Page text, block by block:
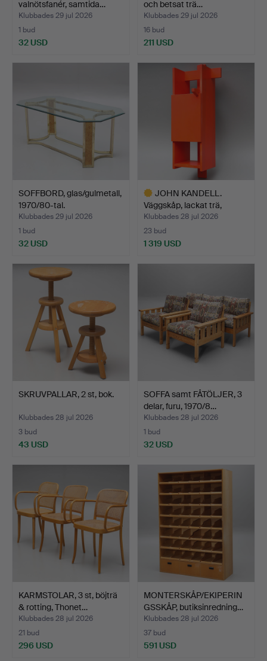
valnötsfanér, samtida…
Klubbades 29 jul 2026
1 bud
32 USD
och betsat trä…
Klubbades 29 jul 2026
16 bud
211 USD
SOFFBORD, glas/gulmetall,
1970/80-tal.
Klubbades 29 jul 2026
1 bud
32 USD
JOHN KANDELL.
Väggskåp, lackat trä,
"Arkit…
Klubbades 28 jul 2026
23 bud
1 319 USD
SKRUVPALLAR, 2 st, bok.
Klubbades 28 jul 2026
3 bud
43 USD
SOFFA samt FÅTÖLJER, 3
delar, furu, 1970/8…
Klubbades 28 jul 2026
1 bud
32 USD
KARMSTOLAR, 3 st, böjträ
& rotting, Thonet…
Klubbades 28 jul 2026
21 bud
296 USD
MONTERSKÅP/EKIPERIN
GSSKÅP, butiksinredning…
Klubbades 28 jul 2026
37 bud
591 USD